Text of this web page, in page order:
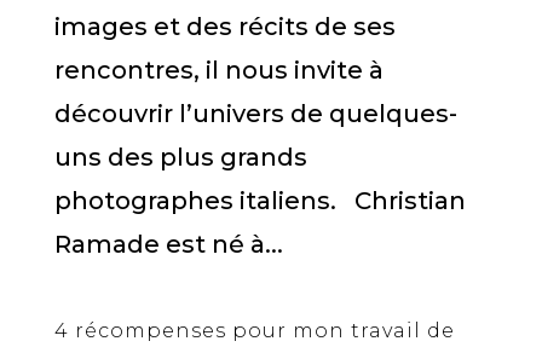
images et des récits de ses
rencontres, il nous invite à
découvrir l’univers de quelques-
uns des plus grands
photographes italiens. Christian
Ramade est né à...
4 récompenses pour mon travail de